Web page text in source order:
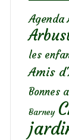
Agenda
les
Amis
Bonnes
Barney